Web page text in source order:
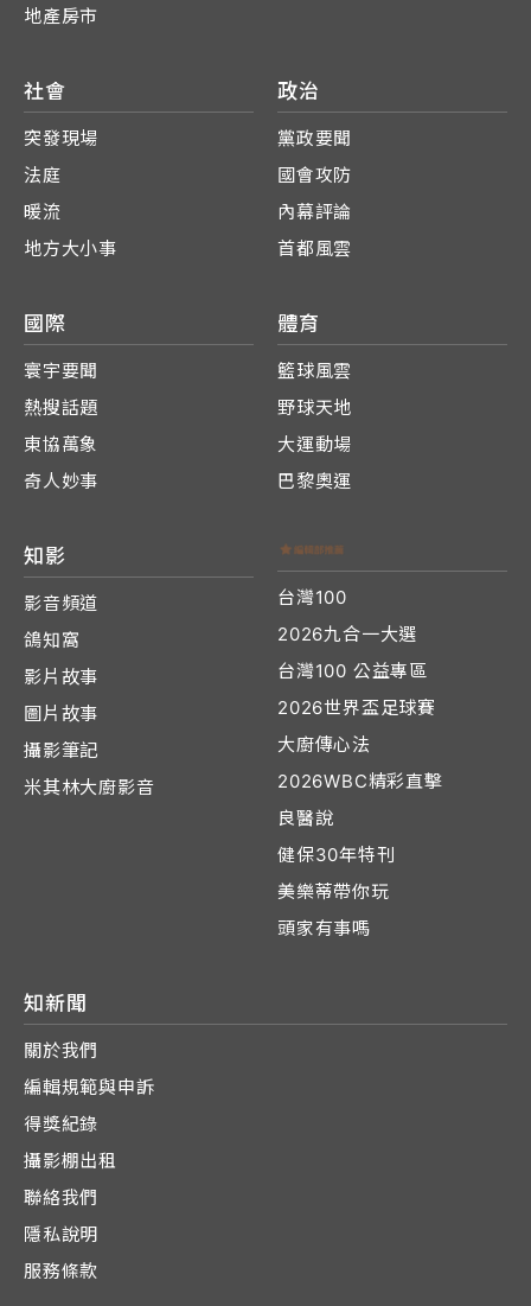
地產房市
社會
突發現場
法庭
暖流
地方大小事
政治
黨政要聞
國會攻防
內幕評論
首都風雲
國際
寰宇要聞
熱搜話題
東協萬象
奇人妙事
體育
籃球風雲
野球天地
大運動場
巴黎奧運
知影
影音頻道
鴿知窩
影片故事
圖片故事
攝影筆記
米其林大廚影音
台灣100
2026九合一大選
台灣100 公益專區
2026世界盃足球賽
大廚傳心法
2026WBC精彩直擊
良醫說
健保30年特刊
美樂蒂帶你玩
頭家有事嗎
知新聞
關於我們
編輯規範與申訴
得獎紀錄
攝影棚出租
聯絡我們
隱私說明
服務條款